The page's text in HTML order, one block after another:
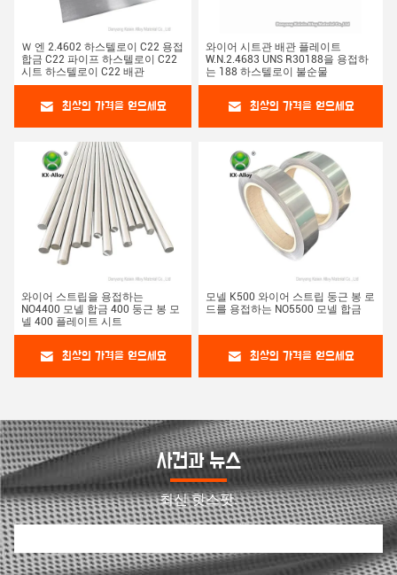
Ｗ 엔 2.4602 하스텔로이 C22 용접
합금 C22 파이프 하스텔로이 C22
시트 하스텔로이 C22 배관
최상의 가격을 얻으세요
와이어 시트관 배관 플레이트
W.N.2.4683 UNS R30188을 용접하
는 188 하스텔로이 불순물
최상의 가격을 얻으세요
와이어 스트립을 용접하는
NO4400 모넬 합금 400 둥근 봉 모
넬 400 플레이트 시트
최상의 가격을 얻으세요
모넬 K500 와이어 스트립 둥근 봉 로
드를 용접하는 NO5500 모넬 합금
최상의 가격을 얻으세요
사건과 뉴스
최신 핫스팟.